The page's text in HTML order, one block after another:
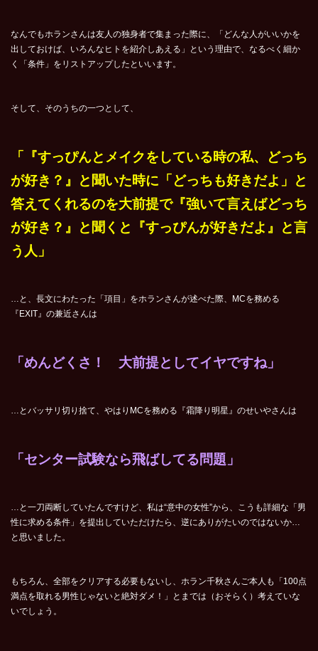
なんでもホランさんは友人の独身者で集まった際に、「どんな人がいいかを
出しておけば、いろんなヒトを紹介しあえる」という理由で、なるべく細か
く「条件」をリストアップしたといいます。
そして、そのうちの一つとして、
「『すっぴんとメイクをしている時の私、どっち
が好き？』と聞いた時に「どっちも好きだよ」と
答えてくれるのを大前提で『強いて言えばどっち
が好き？』と聞くと『すっぴんが好きだよ』と言
う人」
…と、長文にわたった「項目」をホランさんが述べた際、MCを務める
『EXIT』の兼近さんは
「めんどくさ！ 大前提としてイヤですね」
…とバッサリ切り捨て、やはりMCを務める『霜降り明星』のせいやさんは
「センター試験なら飛ばしてる問題」
…と一刀両断していたんですけど、私は“意中の女性”から、こうも詳細な「男
性に求める条件」を提出していただけたら、逆にありがたいのではないか…
と思いました。
もちろん、全部をクリアする必要もないし、ホラン千秋さんご本人も「100点
満点を取れる男性じゃないと絶対ダメ！」とまでは（おそらく）考えていな
いでしょう。